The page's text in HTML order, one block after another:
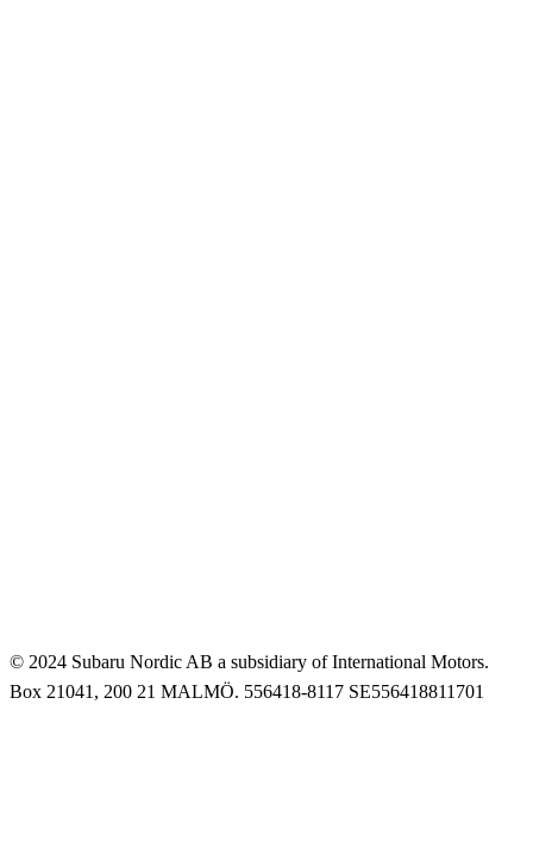
© 2024 Subaru Nordic AB a subsidiary of International Motors.
Box 21041, 200 21 MALMÖ. 556418-8117 SE556418811701